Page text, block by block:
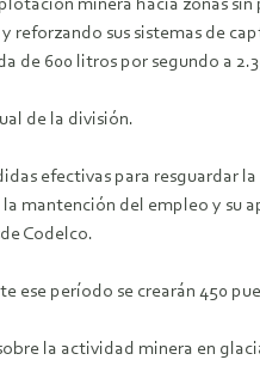
minera hacia zonas sin
sus sistemas de
de 600 litros por segundo a
de la división.
efectivas para resguardar
mantención del empleo y su
Codelco.
ese período se crearán 450
la actividad minera en